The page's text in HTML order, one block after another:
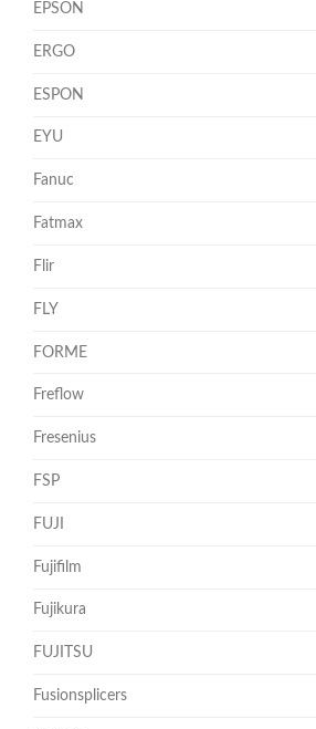
EPSON
ERGO
ESPON
EYU
Fanuc
Fatmax
Flir
FLY
FORME
Freflow
Fresenius
FSP
FUJI
Fujifilm
Fujikura
FUJITSU
Fusionsplicers